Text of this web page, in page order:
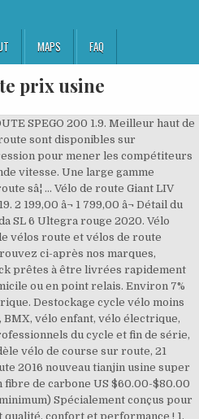
MAPS FAQ
prix usine
SPEGO 200 1.9. Meilleur haut de
sont disponibles sur
pour mener les compétiteurs
vitesse. Une large gamme
sâ¦ ... Vélo de route Giant LIV
199,00 â¬ 1 799,00 â¬ Détail du
SL 6 Ultegra rouge 2020. Vélo
vélos route et vélos de route
ci-après nos marques,
prêtes à être livrées rapidement
ou en point relais. Environ 7%
Destockage cycle vélo moins
vélo enfant, vélo électrique,
du cycle et fin de série,
vélo de course sur route, 21
2016 nouveau tianjin usine super
de carbone US $60.00-$80.00
Spécialement conçus pour
confort et performance ! 1.